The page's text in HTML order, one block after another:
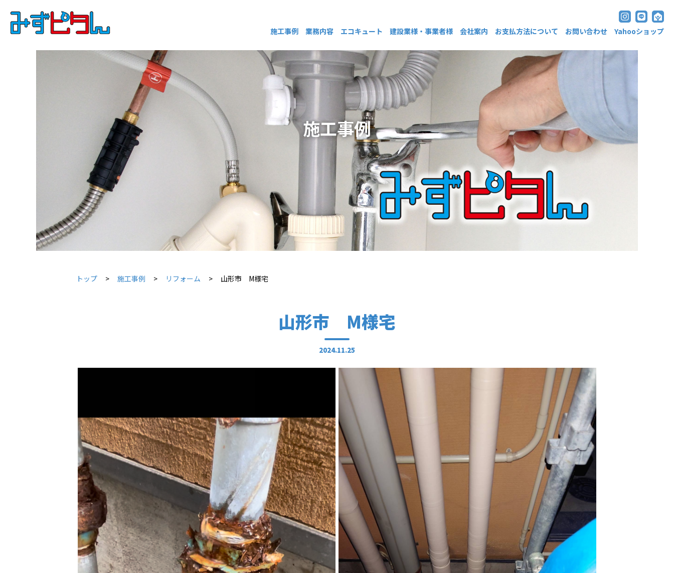
施工事例 業務内容 エコキュート 建設業様・事業者様 会社案内 お支払方法について お問い合わせ Yahooショップ
施工事例
トップ 施工事例 リフォーム 山形市 M様宅
山形市 M様宅
2024.11.25